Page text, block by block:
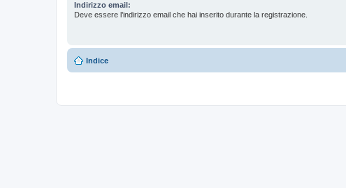
Indirizzo email:
Deve essere l’indirizzo email che hai inserito durante la registrazione.
Indice